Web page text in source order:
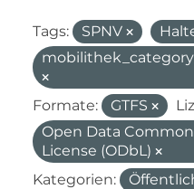
Tags: SPNV
Formate: GTFS
Open Data
License (ODbL)
Kategorien: